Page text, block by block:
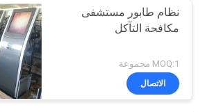
نظام طابور مستشفى
مكافحة التآكل
MOQ:1 مجموعة
الاتصال